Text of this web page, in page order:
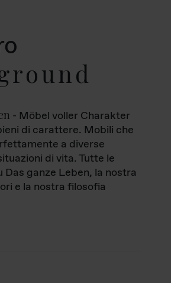
- Möbel voller Charakter
di carattere. Mobili che
a diverse
di vita. Tutte le
Das ganze Leben, la nostra
e la nostra filosofia